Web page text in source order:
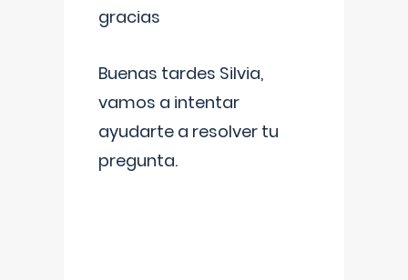
gracias
Buenas tardes Silvia,
vamos a intentar
ayudarte a resolver tu
pregunta.